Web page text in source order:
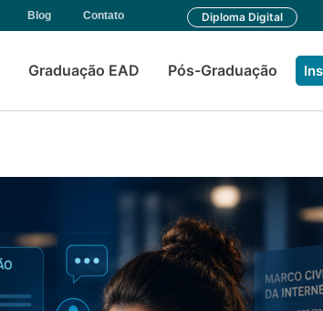
Blog Contato Diploma Digital
Graduação EAD Pós-Graduação